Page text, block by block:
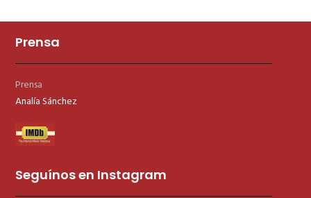
Prensa
Prensa
Analía Sánchez
Seguínos en Instagram